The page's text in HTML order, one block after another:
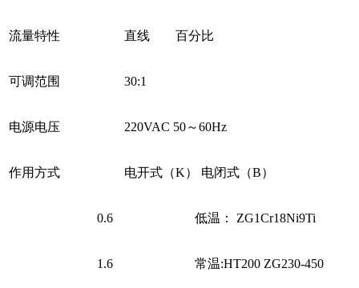
流量特性 直线 百分比
可调范围 30:1
电源电压 220VAC 50～60Hz
作用方式 电开式（K） 电闭式（B）
0.6 低温： ZG1Cr18Ni9Ti
1.6 常温:HT200 ZG230-450